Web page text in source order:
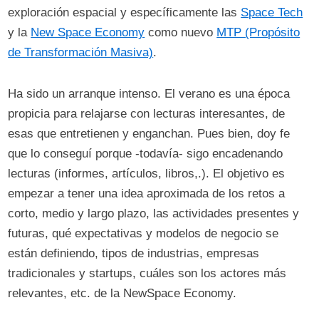
exploración espacial y específicamente las Space Tech
y la New Space Economy como nuevo MTP (Propósito
de Transformación Masiva).
Ha sido un arranque intenso. El verano es una época
propicia para relajarse con lecturas interesantes, de
esas que entretienen y enganchan. Pues bien, doy fe
que lo conseguí porque -todavía- sigo encadenando
lecturas (informes, artículos, libros,.). El objetivo es
empezar a tener una idea aproximada de los retos a
corto, medio y largo plazo, las actividades presentes y
futuras, qué expectativas y modelos de negocio se
están definiendo, tipos de industrias, empresas
tradicionales y startups, cuáles son los actores más
relevantes, etc. de la NewSpace Economy.